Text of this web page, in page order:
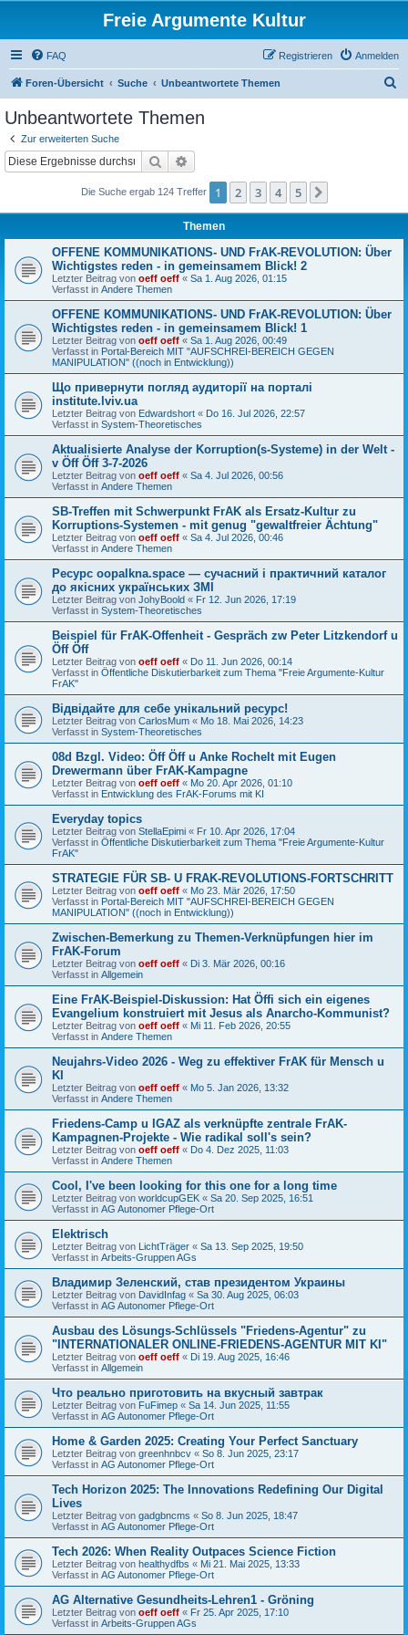
Freie Argumente Kultur
FAQ Anmelden
Registrieren
Foren-Übersicht Suche Unbeantwortete Themen
Unbeantwortete Themen
Zur erweiterten Suche
Suche
Die Suche ergab 124 Treffer 1 2 3 4 5
Themen
OFFENE KOMMUNIKATIONS- UND FrAK-REVOLUTION: Über
Wichtigstes reden - in gemeinsamem Blick! 2
Letzter Beitrag von oeff oeff « Sa 1. Aug 2026, 01:15
Verfasst in Andere Themen
OFFENE KOMMUNIKATIONS- UND FrAK-REVOLUTION: Über
Wichtigstes reden - in gemeinsamem Blick! 1
Letzter Beitrag von oeff oeff « Sa 1. Aug 2026, 00:49
Verfasst in Portal-Bereich MIT "AUFSCHREI-BEREICH GEGEN
MANIPULATION" ((noch in Entwicklung))
Що привернути погляд аудиторії на порталі
institute.lviv.ua
Letzter Beitrag von Edwardshort « Do 16. Jul 2026, 22:57
Verfasst in System-Theoretisches
Aktualisierte Analyse der Korruption(s-Systeme) in der Welt -
v Öff Öff 3-7-2026
Letzter Beitrag von oeff oeff « Sa 4. Jul 2026, 00:56
Verfasst in Andere Themen
SB-Treffen mit Schwerpunkt FrAK als Ersatz-Kultur zu
Korruptions-Systemen - mit genug "gewaltfreier Ächtung"
Letzter Beitrag von oeff oeff « Sa 4. Jul 2026, 00:46
Verfasst in Andere Themen
Ресурс oopalkna.space — сучасний і практичний каталог
до якісних українських ЗМІ
Letzter Beitrag von JohyBoold « Fr 12. Jun 2026, 17:19
Verfasst in System-Theoretisches
Beispiel für FrAK-Offenheit - Gespräch zw Peter Litzkendorf u
Öff Öff
Letzter Beitrag von oeff oeff « Do 11. Jun 2026, 00:14
Verfasst in Öffentliche Diskutierbarkeit zum Thema "Freie Argumente-Kultur
FrAK"
Відвідайте для себе унікальний ресурс!
Letzter Beitrag von CarlosMum « Mo 18. Mai 2026, 14:23
Verfasst in System-Theoretisches
08d Bzgl. Video: Öff Öff u Anke Rochelt mit Eugen
Drewermann über FrAK-Kampagne
Letzter Beitrag von oeff oeff « Mo 20. Apr 2026, 01:10
Verfasst in Entwicklung des FrAK-Forums mit KI
Everyday topics
Letzter Beitrag von StellaEpimi « Fr 10. Apr 2026, 17:04
Verfasst in Öffentliche Diskutierbarkeit zum Thema "Freie Argumente-Kultur
FrAK"
STRATEGIE FÜR SB- U FRAK-REVOLUTIONS-FORTSCHRITT
Letzter Beitrag von oeff oeff « Mo 23. Mär 2026, 17:50
Verfasst in Portal-Bereich MIT "AUFSCHREI-BEREICH GEGEN
MANIPULATION" ((noch in Entwicklung))
Zwischen-Bemerkung zu Themen-Verknüpfungen hier im
FrAK-Forum
Letzter Beitrag von oeff oeff « Di 3. Mär 2026, 00:16
Verfasst in Allgemein
Eine FrAK-Beispiel-Diskussion: Hat Öffi sich ein eigenes
Evangelium konstruiert mit Jesus als Anarcho-Kommunist?
Letzter Beitrag von oeff oeff « Mi 11. Feb 2026, 20:55
Verfasst in Andere Themen
Neujahrs-Video 2026 - Weg zu effektiver FrAK für Mensch u
KI
Letzter Beitrag von oeff oeff « Mo 5. Jan 2026, 13:32
Verfasst in Andere Themen
Friedens-Camp u IGAZ als verknüpfte zentrale FrAK-
Kampagnen-Projekte - Wie radikal soll's sein?
Letzter Beitrag von oeff oeff « Do 4. Dez 2025, 11:03
Verfasst in Andere Themen
Cool, I've been looking for this one for a long time
Letzter Beitrag von worldcupGEK « Sa 20. Sep 2025, 16:51
Verfasst in AG Autonomer Pflege-Ort
Elektrisch
Letzter Beitrag von LichtTräger « Sa 13. Sep 2025, 19:50
Verfasst in Arbeits-Gruppen AGs
Владимир Зеленский, став президентом Украины
Letzter Beitrag von DavidInfag « Sa 30. Aug 2025, 06:03
Verfasst in AG Autonomer Pflege-Ort
Ausbau des Lösungs-Schlüssels "Friedens-Agentur" zu
"INTERNATIONALER ONLINE-FRIEDENS-AGENTUR MIT KI"
Letzter Beitrag von oeff oeff « Di 19. Aug 2025, 16:46
Verfasst in Allgemein
Что реально приготовить на вкусный завтрак
Letzter Beitrag von FuFimep « Sa 14. Jun 2025, 11:55
Verfasst in AG Autonomer Pflege-Ort
Home & Garden 2025: Creating Your Perfect Sanctuary
Letzter Beitrag von greenhnbcv « So 8. Jun 2025, 23:17
Verfasst in AG Autonomer Pflege-Ort
Tech Horizon 2025: The Innovations Redefining Our Digital
Lives
Letzter Beitrag von gadgbncms « So 8. Jun 2025, 18:47
Verfasst in AG Autonomer Pflege-Ort
Tech 2026: When Reality Outpaces Science Fiction
Letzter Beitrag von healthydfbs « Mi 21. Mai 2025, 13:33
Verfasst in AG Autonomer Pflege-Ort
AG Alternative Gesundheits-Lehren1 - Gröning
Letzter Beitrag von oeff oeff « Fr 25. Apr 2025, 17:10
Verfasst in Arbeits-Gruppen AGs